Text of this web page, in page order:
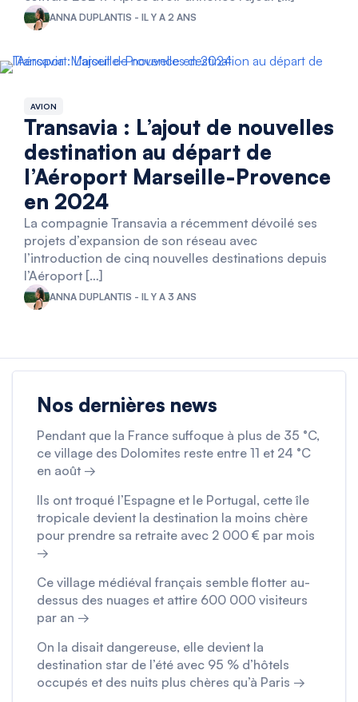
ANNA DUPLANTIS - IL Y A 2 ANS
AVION
Transavia : L’ajout de nouvelles
destination au départ de
l’Aéroport Marseille-Provence
en 2024
La compagnie Transavia a récemment dévoilé ses
projets d’expansion de son réseau avec
l’introduction de cinq nouvelles destinations depuis
l’Aéroport […]
ANNA DUPLANTIS - IL Y A 3 ANS
Nos dernières news
Pendant que la France suffoque à plus de 35 °C,
ce village des Dolomites reste entre 11 et 24 °C
en août →
Ils ont troqué l’Espagne et le Portugal, cette île
tropicale devient la destination la moins chère
pour prendre sa retraite avec 2 000 € par mois
→
Ce village médiéval français semble flotter au-
dessus des nuages et attire 600 000 visiteurs
par an →
On la disait dangereuse, elle devient la
destination star de l’été avec 95 % d’hôtels
occupés et des nuits plus chères qu’à Paris →